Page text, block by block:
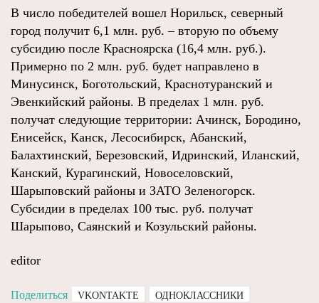
В число победителей вошел Норильск, северный
город получит 6,1 млн. руб. – вторую по объему
субсидию после Красноярска (16,4 млн. руб.).
Примерно по 2 млн. руб. будет направлено в
Минусинск, Боготольский, Краснотуранский и
Эвенкийский районы. В пределах 1 млн. руб.
получат следующие территории: Ачинск, Бородино,
Енисейск, Канск, Лесосибирск, Абанский,
Балахтинский, Березовский, Идринский, Иланский,
Канский, Курагинский, Новоселовский,
Шарыповский районы и ЗАТО Зеленогорск.
Субсидии в пределах 100 тыс. руб. получат
Шарыпово, Саянский и Козульский районы.
editor
Поделиться VKONTAKTE ОДНОКЛАССНИКИ